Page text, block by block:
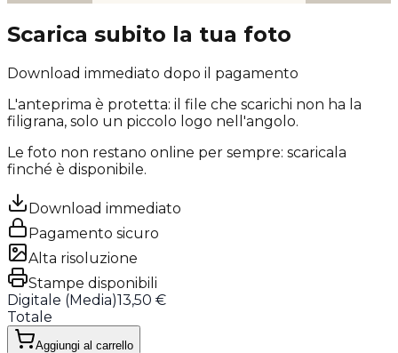
Scarica subito la tua foto
Download immediato dopo il pagamento
L'anteprima è protetta: il file che scarichi non ha la
filigrana, solo un piccolo logo nell'angolo.
Le foto non restano online per sempre: scaricala
finché è disponibile.
Download immediato
Pagamento sicuro
Alta risoluzione
Stampe disponibili
Digitale (Media)13,50 €
Totale
Aggiungi al carrello